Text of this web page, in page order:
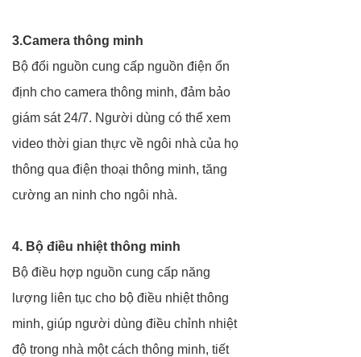
3.Camera thông minh
Bộ đổi nguồn cung cấp nguồn điện ổn
định cho camera thông minh, đảm bảo
giám sát 24/7. Người dùng có thể xem
video thời gian thực về ngôi nhà của họ
thông qua điện thoại thông minh, tăng
cường an ninh cho ngôi nhà.
4. Bộ điều nhiệt thông minh
Bộ điều hợp nguồn cung cấp năng
lượng liên tục cho bộ điều nhiệt thông
minh, giúp người dùng điều chỉnh nhiệt
độ trong nhà một cách thông minh, tiết